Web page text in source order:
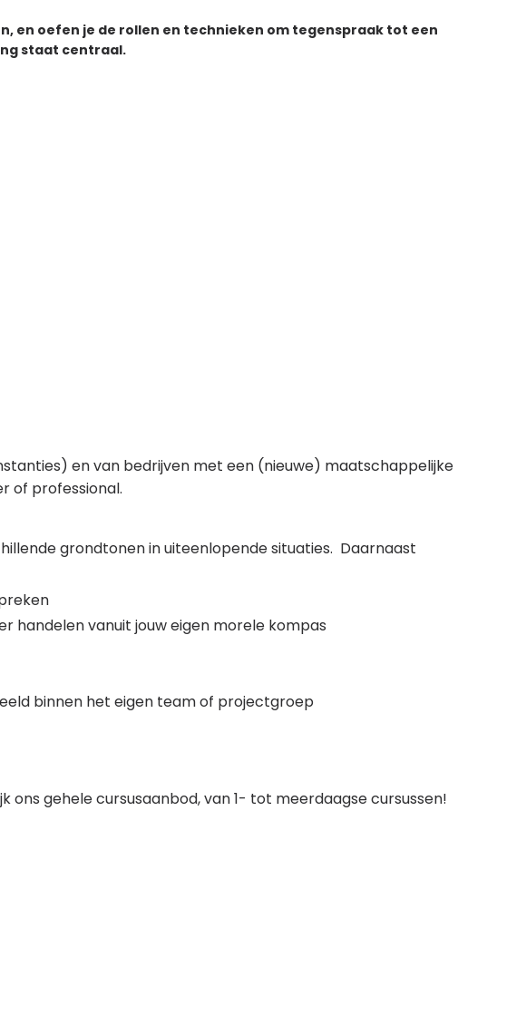
en oefen je de rollen en technieken om tegenspraak tot een
staat centraal.
en van bedrijven met een (nieuwe) maatschappelijke
of professional.
grondtonen in uiteenlopende situaties. Daarnaast
handelen vanuit jouw eigen morele kompas
binnen het eigen team of projectgroep
ons gehele cursusaanbod, van 1- tot meerdaagse cursussen!